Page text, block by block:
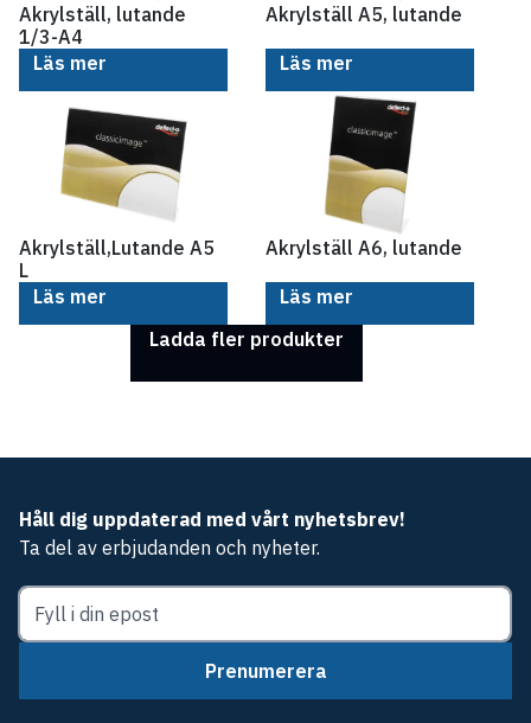
Akrylställ, lutande
1/3-A4
Läs mer
Akrylställ A5, lutande
Läs mer
Akrylställ,Lutande A5
L
Läs mer
Akrylställ A6, lutande
Läs mer
Ladda fler produkter
Håll dig uppdaterad med vårt nyhetsbrev!
Ta del av erbjudanden och nyheter.
Prenumerera